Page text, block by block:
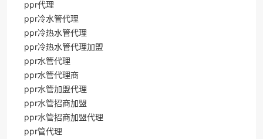
ppr代理
ppr冷水管代理
ppr冷热水管代理
ppr冷热水管代理加盟
ppr水管代理
ppr水管代理商
ppr水管加盟代理
ppr水管招商加盟
ppr水管招商加盟代理
ppr管代理